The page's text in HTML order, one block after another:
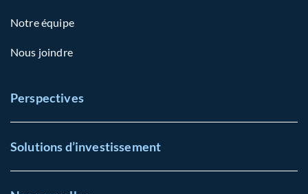
Notre équipe
Nous joindre
Perspectives
Solutions d’investissement